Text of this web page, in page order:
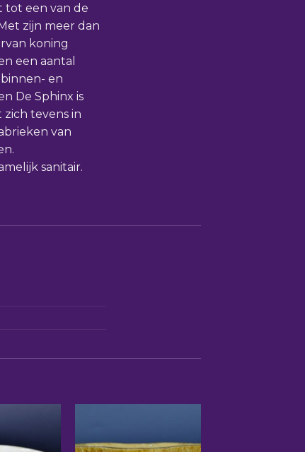
tot een van de
zijn meer dan
koning
een aantal
en
De Sphinx is
tevens in
van
sanitair.